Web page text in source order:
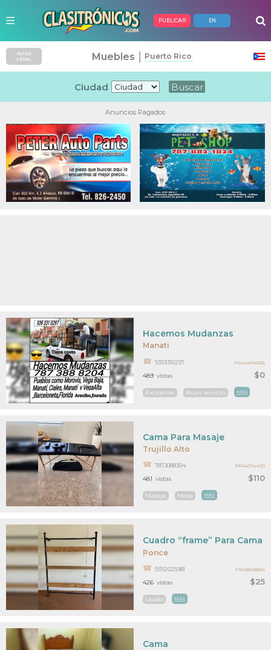
PUBLICAR EN
Anuncios Pagados
Manati
$0
Hacemos Mudanzas
9393310297
Excelente Buen servicio MAS
489 vistas
PR44404636
Trujillo Alto
$110
Cama Para Masaje
7873088304
Masaje Mesa MAS
481 vistas
PR44014400
Ponce
$25
Cuadro “frame” Para Cama
9392025981
Usado MAS
426 vistas
PR43843824
Cama
AVISO
LEGAL
Muebles Puerto Rico
Ciudad